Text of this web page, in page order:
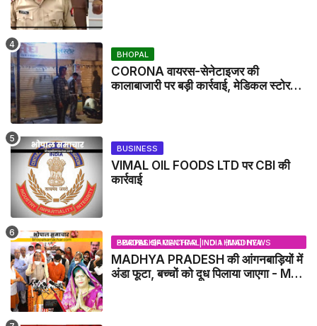
BHOPAL
CORONA वायरस-सेनेटाइजर की
कालाबाजारी पर बड़ी कार्रवाई, मेडिकल स्टोर
BUSINESS
VIMAL OIL FOODS LTD पर CBI की
कार्रवाई
BHOPAL SAMACHAR | NO 1 HINDI NEWS PORTAL OF CENTRAL INDIA (MADHYA PRADESH)
MADHYA PRADESH की आंगनबाड़ियों में
अंडा फूटा, बच्चों को दूध पिलाया जाएगा - MP